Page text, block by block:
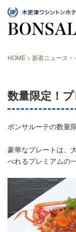
木
更
津
ワ
ト
ル
あ
る
ス
ト
ン
HOME > 新着ニュース・
数量限定！
ボンサルーテの数量
豪華なプレートは、
べれるプレミアムの